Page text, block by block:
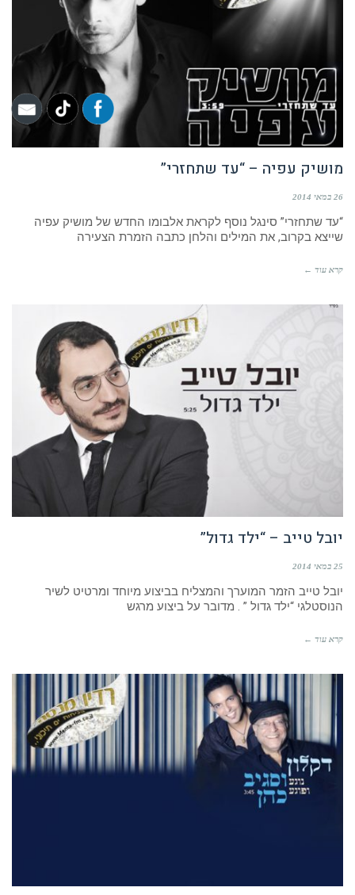
מושיק עפיה – “עד שתחזרי”
26 במאי 2014
“עד שתחזרי” סינגל נוסף לקראת אלבומו החדש של מושיק עפיה
שייצא בקרוב, את המילים והלחן כתבה הזמרת הצעירה
קרא עוד ←
יובל טייב – “ילד גדול”
25 במאי 2014
יובל טייב הזמר המוערך והמצליח בביצוע מיוחד ומרטיט לשיר
הנוסטלגי “ילד גדול ” . מדובר על ביצוע מרגש
קרא עוד ←